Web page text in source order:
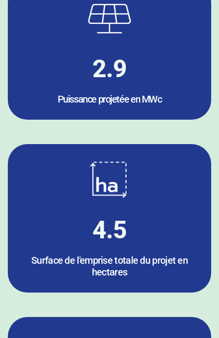
2.9
Puissance projetée en MWc
4.5
Surface de l'emprise totale du projet en
hectares